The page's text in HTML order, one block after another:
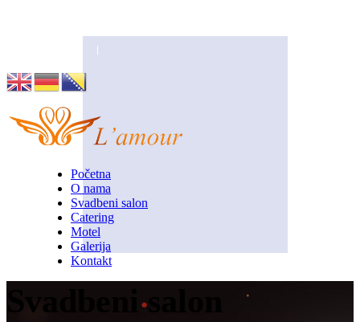
Početna
O nama
Svadbeni salon
Catering
Motel
Galerija
Kontakt
Svadbeni salon